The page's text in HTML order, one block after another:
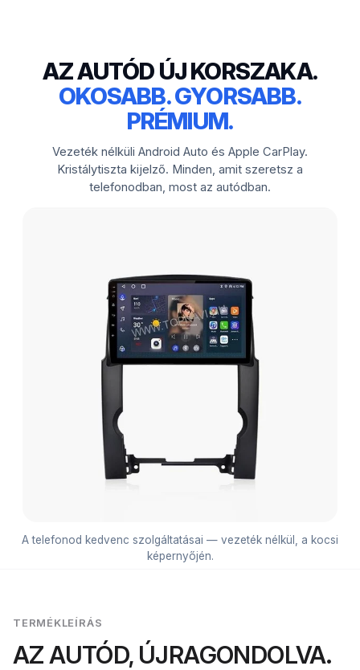
AZ AUTÓD ÚJ KORSZAKA.
OKOSABB. GYORSABB.
PRÉMIUM.
Vezeték nélküli Android Auto és Apple CarPlay.
Kristálytiszta kijelző. Minden, amit szeretsz a
telefonodban, most az autódban.
A telefonod kedvenc szolgáltatásai — vezeték nélkül, a kocsi
képernyőjén.
TERMÉKLEÍRÁS
AZ AUTÓD, ÚJRAGONDOLVA.